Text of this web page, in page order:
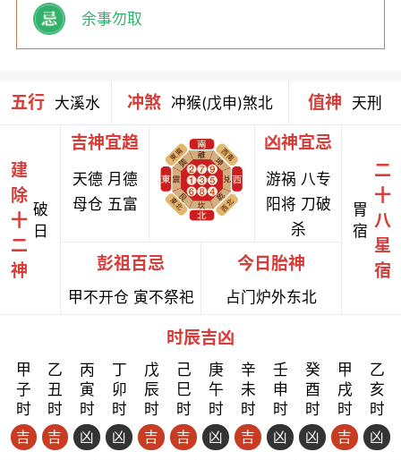
余事勿取
五行 大溪水 冲煞 冲猴(戊申)煞北 值神 天刑
建
除
十
二
神
破
日
吉神宜趋
天德 月德
母仓 五富
凶神宜忌
游祸 八专
阳将 刀破
杀
彭祖百忌
甲不开仓 寅不祭祀
今日胎神
占门炉外东北
胃
宿
二
十
八
星
宿
时辰吉凶
甲
子
时
吉
乙
丑
时
吉
丙
寅
时
凶
丁
卯
时
凶
戊
辰
时
吉
己
巳
时
吉
庚
午
时
凶
辛
未
时
吉
壬
申
时
凶
癸
酉
时
凶
甲
戌
时
吉
乙
亥
时
凶